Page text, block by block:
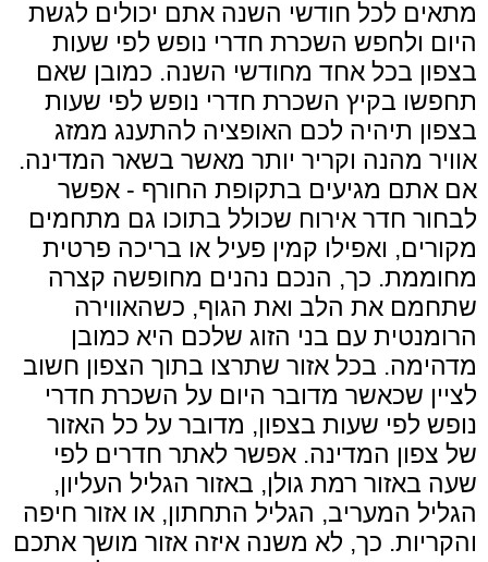
מתאים לכל חודשי השנה אתם יכולים לגשת
היום ולחפש השכרת חדרי נופש לפי שעות
בצפון בכל אחד מחודשי השנה. כמובן שאם
תחפשו בקיץ השכרת חדרי נופש לפי שעות
בצפון תיהיה לכם האופציה להתענג ממזג
אוויר מהנה וקריר יותר מאשר בשאר המדינה.
אם אתם מגיעים בתקופת החורף - אפשר
לבחור חדר אירוח שכולל בתוכו גם מתחמים
מקורים, ואפילו קמין פעיל או בריכה פרטית
מחוממת. כך, הנכם נהנים מחופשה קצרה
שתחמם את הלב ואת הגוף, כשהאווירה
הרומנטית עם בני הזוג שלכם היא כמובן
מדהימה. בכל אזור שתרצו בתוך הצפון חשוב
לציין שכאשר מדובר היום על השכרת חדרי
נופש לפי שעות בצפון, מדובר על כל האזור
של צפון המדינה. אפשר לאתר חדרים לפי
שעה באזור רמת גולן, באזור הגליל העליון,
הגליל המעריב, הגליל התחתון, או אזור חיפה
והקריות. כך, לא משנה איזה אזור מושך אתכם